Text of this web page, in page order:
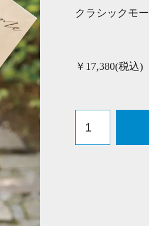
クラシックモ
￥17,380(税込)
シ